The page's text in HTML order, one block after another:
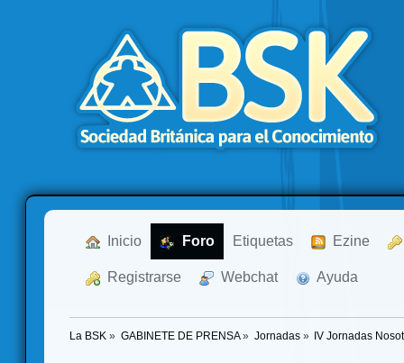
Inicio Foro Etiquetas Ezine
Registrarse Webchat Ayuda
La BSK » GABINETE DE PRENSA» Jornadas» IV Jornadas